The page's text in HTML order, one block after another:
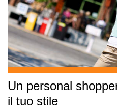
Un personal
il tuo stile